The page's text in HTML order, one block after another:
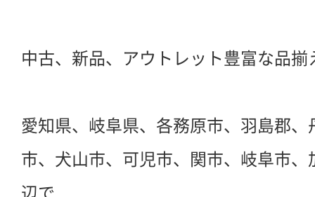
中古、新品、アウトレット豊富な品揃
愛知県、岐阜県、各務原市、羽島郡
市、犬山市、可児市、関市、岐阜市
辺で